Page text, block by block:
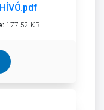
177.52 KB